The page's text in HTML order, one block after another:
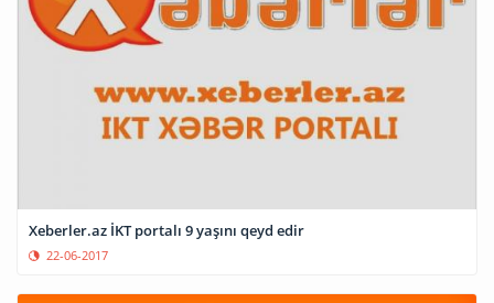
Xeberler.az İKT portalı 9 yaşını qeyd edir
22-06-2017